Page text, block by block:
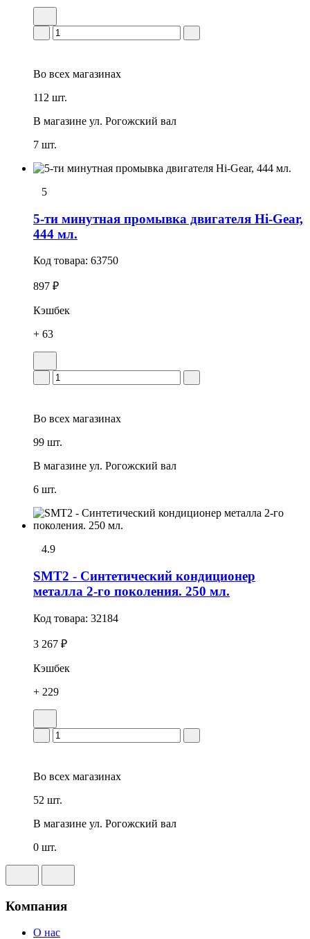
Во всех магазинах
112 шт.
В магазине ул. Рогожский вал
7 шт.
5
5-ти минутная промывка двигателя Hi-Gear,
444 мл.
Код товара: 63750
897 ₽
Кэшбек
+ 63
Во всех магазинах
99 шт.
В магазине ул. Рогожский вал
6 шт.
4.9
SMT2 - Синтетический кондиционер
металла 2-го поколения. 250 мл.
Код товара: 32184
3 267 ₽
Кэшбек
+ 229
Во всех магазинах
52 шт.
В магазине ул. Рогожский вал
0 шт.
Компания
О нас